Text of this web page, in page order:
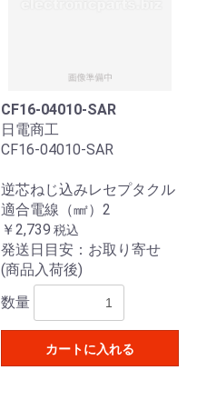
CF16-04010-SAR
日電商工
CF16-04010-SAR
逆芯ねじ込みレセプタクル
適合電線（㎟）2
￥2,739 税込
発送日目安：お取り寄せ
(商品入荷後)
数量
カートに入れる